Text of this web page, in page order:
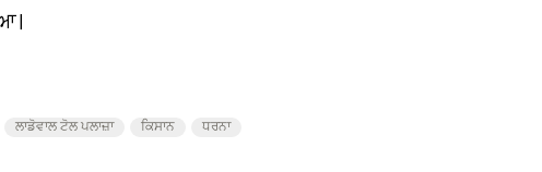
ਲਾਡੋਵਾਲ ਟੋਲ ਪਲਾਜ਼ਾ ਕਿਸਾਨ ਧਰਨਾ